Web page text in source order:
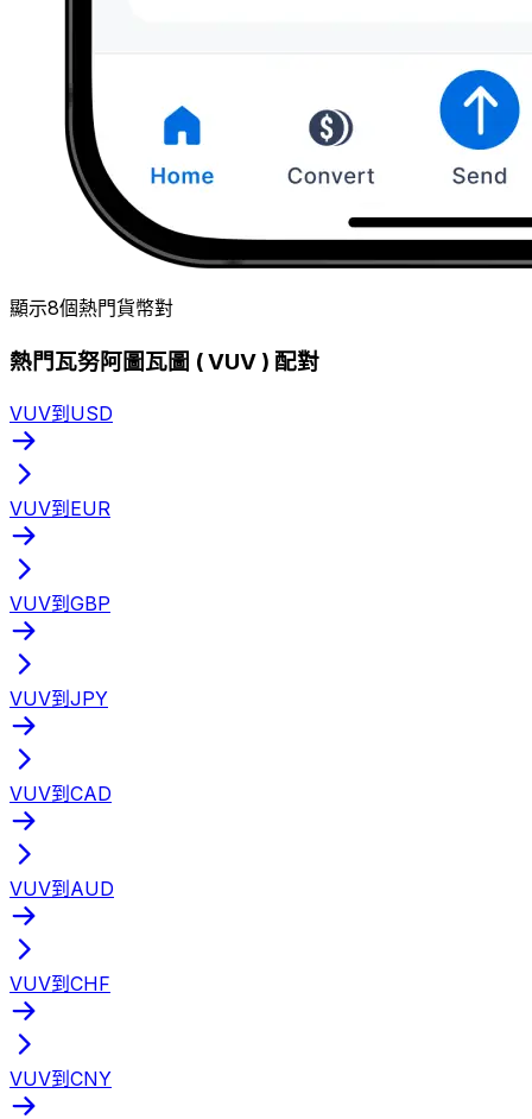
顯示8個熱門貨幣對
熱門瓦努阿圖瓦圖 ( VUV ) 配對
VUV到USD
VUV到EUR
VUV到GBP
VUV到JPY
VUV到CAD
VUV到AUD
VUV到CHF
VUV到CNY